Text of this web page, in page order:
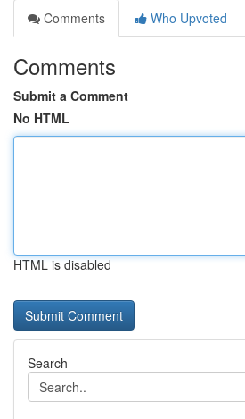
Comments
Who Upvoted
Comments
Submit a Comment
No HTML
HTML is disabled
Search